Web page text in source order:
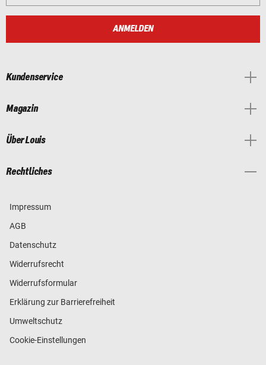
ANMELDEN
Kundenservice
Magazin
Über Louis
Rechtliches
Impressum
AGB
Datenschutz
Widerrufsrecht
Widerrufsformular
Erklärung zur Barrierefreiheit
Umweltschutz
Cookie-Einstellungen